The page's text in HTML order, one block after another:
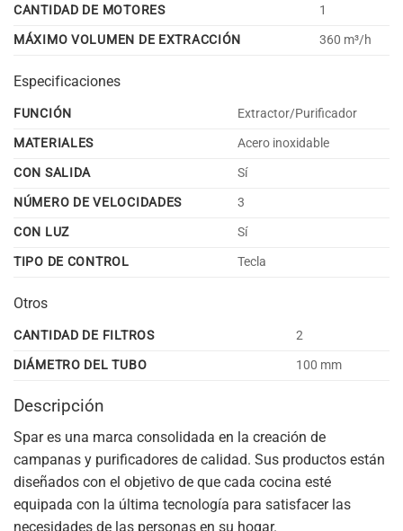
CANTIDAD DE MOTORES
1
MÁXIMO VOLUMEN DE EXTRACCIÓN
360 m³/h
Especificaciones
FUNCIÓN
Extractor/Purificador
MATERIALES
Acero inoxidable
CON SALIDA
Sí
NÚMERO DE VELOCIDADES
3
CON LUZ
Sí
TIPO DE CONTROL
Tecla
Otros
CANTIDAD DE FILTROS
2
DIÁMETRO DEL TUBO
100 mm
Descripción
Spar es una marca consolidada en la creación de
campanas y purificadores de calidad. Sus productos están
diseñados con el objetivo de que cada cocina esté
equipada con la última tecnología para satisfacer las
necesidades de las personas en su hogar.